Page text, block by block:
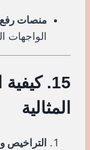
منصات رفع
الواجهات
15.
المثالية
التراخيص